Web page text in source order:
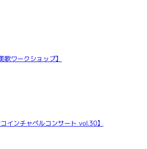
ワークショップ】
インチャペルコンサート vol.30】